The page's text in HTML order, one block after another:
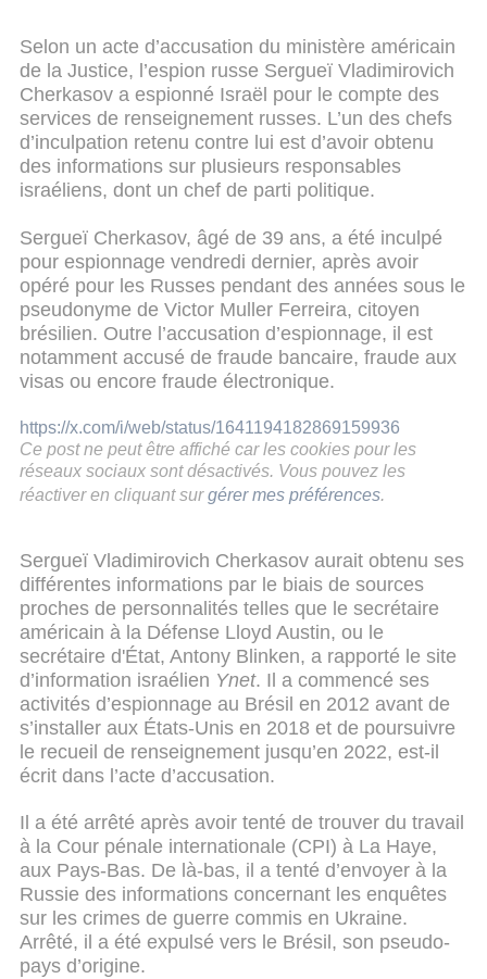
Selon un acte d’accusation du ministère américain
de la Justice, l’espion russe Sergueï Vladimirovich
Cherkasov a espionné Israël pour le compte des
services de renseignement russes. L’un des chefs
d’inculpation retenu contre lui est d’avoir obtenu
des informations sur plusieurs responsables
israéliens, dont un chef de parti politique.
Sergueï Cherkasov, âgé de 39 ans, a été inculpé
pour espionnage vendredi dernier, après avoir
opéré pour les Russes pendant des années sous le
pseudonyme de Victor Muller Ferreira, citoyen
brésilien. Outre l’accusation d’espionnage, il est
notamment accusé de fraude bancaire, fraude aux
visas ou encore fraude électronique.
https://x.com/i/web/status/1641194182869159936
Ce post ne peut être affiché car les cookies pour les
réseaux sociaux sont désactivés. Vous pouvez les
réactiver en cliquant sur gérer mes préférences.
Sergueï Vladimirovich Cherkasov aurait obtenu ses
différentes informations par le biais de sources
proches de personnalités telles que le secrétaire
américain à la Défense Lloyd Austin, ou le
secrétaire d'État, Antony Blinken, a rapporté le site
d’information israélien Ynet. Il a commencé ses
activités d’espionnage au Brésil en 2012 avant de
s’installer aux États-Unis en 2018 et de poursuivre
le recueil de renseignement jusqu’en 2022, est-il
écrit dans l’acte d’accusation.
Il a été arrêté après avoir tenté de trouver du travail
à la Cour pénale internationale (CPI) à La Haye,
aux Pays-Bas. De là-bas, il a tenté d’envoyer à la
Russie des informations concernant les enquêtes
sur les crimes de guerre commis en Ukraine.
Arrêté, il a été expulsé vers le Brésil, son pseudo-
pays d’origine.